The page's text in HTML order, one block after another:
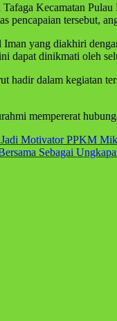
Kecamatan
pencapaian tersebut,
yang diakhiri
dapat dinikmati oleh
dalam kegiatan
mempererat
Motivator PPKM
Sebagai